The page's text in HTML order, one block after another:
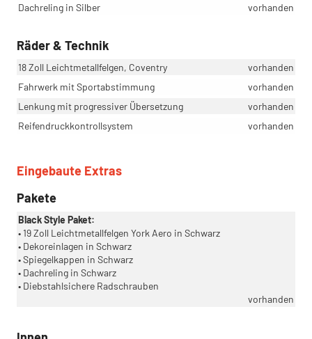
Dachreling in Silber
vorhanden
Räder & Technik
18 Zoll Leichtmetallfelgen, Coventry
vorhanden
Fahrwerk mit Sportabstimmung
vorhanden
Lenkung mit progressiver Übersetzung
vorhanden
Reifendruckkontrollsystem
vorhanden
Eingebaute Extras
Pakete
Black Style Paket:
• 19 Zoll Leichtmetallfelgen York Aero in Schwarz
• Dekoreinlagen in Schwarz
• Spiegelkappen in Schwarz
• Dachreling in Schwarz
• Diebstahlsichere Radschrauben
vorhanden